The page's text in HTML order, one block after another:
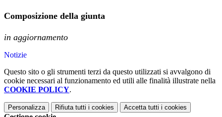
Composizione della giunta
in aggiornamento
Notizie
Questo sito o gli strumenti terzi da questo utilizzati si avvalgono di
cookie necessari al funzionamento ed utili alle finalità illustrate nella
COOKIE POLICY.
Personalizza Rifiuta tutti i cookies Accetta tutti i cookies